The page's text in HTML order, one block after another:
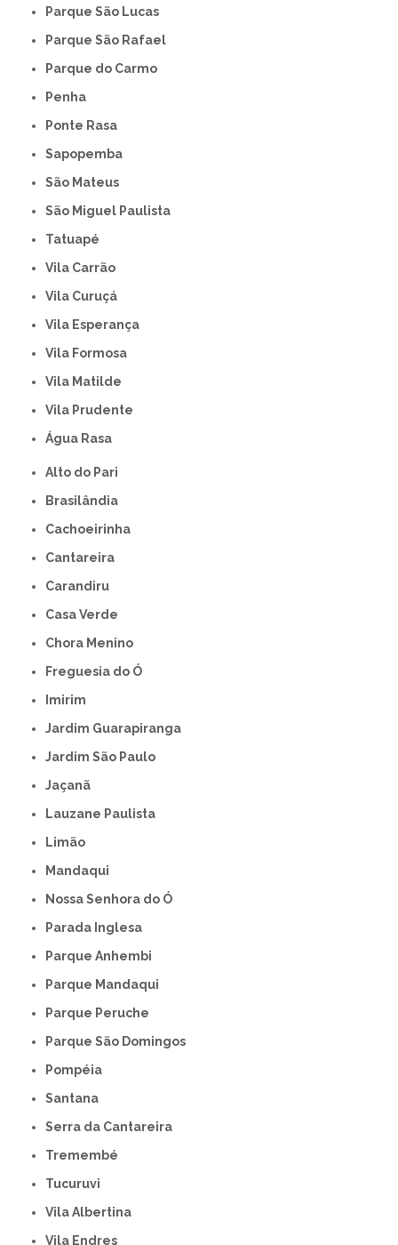
Parque São Lucas
Parque São Rafael
Parque do Carmo
Penha
Ponte Rasa
Sapopemba
São Mateus
São Miguel Paulista
Tatuapé
Vila Carrão
Vila Curuçá
Vila Esperança
Vila Formosa
Vila Matilde
Vila Prudente
Água Rasa
Alto do Pari
Brasilândia
Cachoeirinha
Cantareira
Carandiru
Casa Verde
Chora Menino
Freguesia do Ó
Imirim
Jardim Guarapiranga
Jardim São Paulo
Jaçanã
Lauzane Paulista
Limão
Mandaqui
Nossa Senhora do Ó
Parada Inglesa
Parque Anhembi
Parque Mandaqui
Parque Peruche
Parque São Domingos
Pompéia
Santana
Serra da Cantareira
Tremembé
Tucuruvi
Vila Albertina
Vila Endres